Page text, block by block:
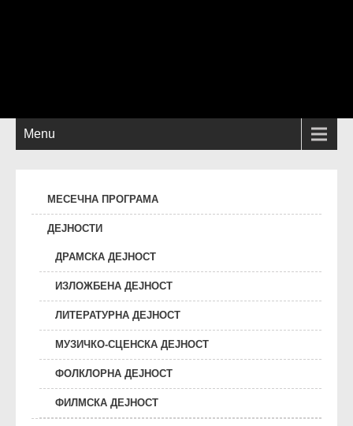
Menu
МЕСЕЧНА ПРОГРАМА
ДЕЈНОСТИ
ДРАМСКА ДЕЈНОСТ
ИЗЛОЖБЕНА ДЕЈНОСТ
ЛИТЕРАТУРНА ДЕЈНОСТ
МУЗИЧКО-СЦЕНСКА ДЕЈНОСТ
ФОЛКЛОРНА ДЕЈНОСТ
ФИЛМСКА ДЕЈНОСТ